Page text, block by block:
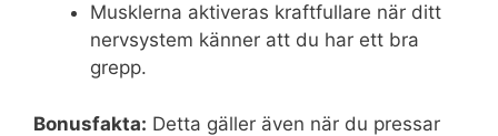
Musklerna aktiveras kraftfullare när ditt
nervsystem känner att du har ett bra
grepp.
Bonusfakta: Detta gäller även när du pressar